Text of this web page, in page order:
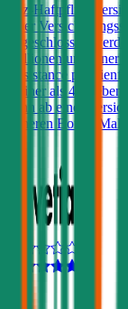
Kfz-
einer
abgeschlossen
Millionen und einer
Assistance
kleiner als 4 ist
kann ab einer
höheren Bonus-